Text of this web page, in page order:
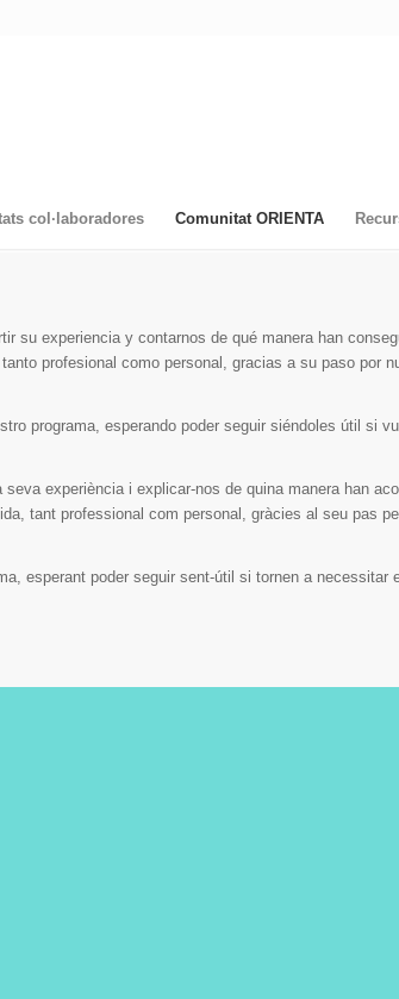
col·laboradores Comunitat ORIENTA
su experiencia y contarnos de qué manera han
profesional como personal, gracias a su paso por
programa, esperando poder seguir siéndoles útil si
experiència i explicar-nos de quina manera han
tant professional com personal, gràcies al seu pas
esperant poder seguir sent-útil si tornen a necessitar